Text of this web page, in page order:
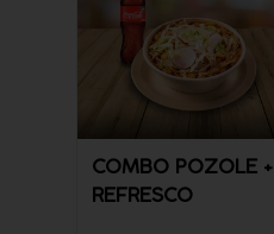
COMBO POZOLE +
REFRESCO